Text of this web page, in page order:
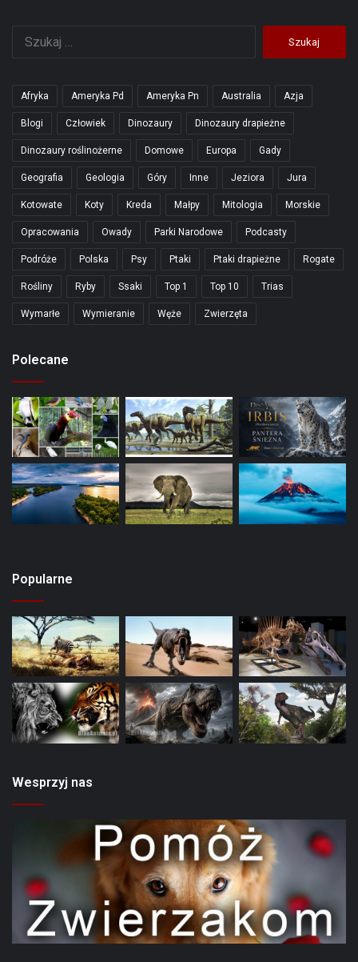
Afryka Ameryka Pd Ameryka Pn Australia Azja
Blogi Człowiek Dinozaury Dinozaury drapieżne
Dinozaury roślinożerne Domowe Europa Gady
Geografia Geologia Góry Inne Jeziora Jura
Kotowate Koty Kreda Małpy Mitologia Morskie
Opracowania Owady Parki Narodowe Podcasty
Podróże Polska Psy Ptaki Ptaki drapieżne Rogate
Rośliny Ryby Ssaki Top 1 Top 10 Trias
Wymarłe Wymieranie Węże Zwierzęta
Polecane
Popularne
Wesprzyj nas